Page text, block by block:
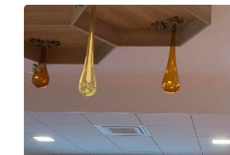
Projekty
Foto
Video a audio
Virtuální prohlídka